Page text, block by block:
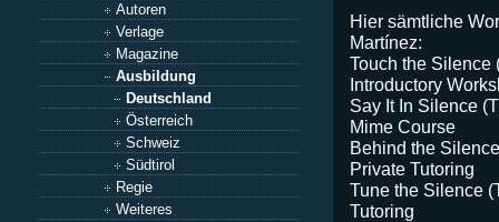
Autoren
Verlage
Magazine
Ausbildung
Deutschland
Österreich
Schweiz
Südtirol
Regie
Weiteres
Hier sämtliche
Martínez:
Touch the Silence
Introductory
Say It In Silence
Mime Course
Behind the
Private Tutoring
Tune the Silence
Tutoring